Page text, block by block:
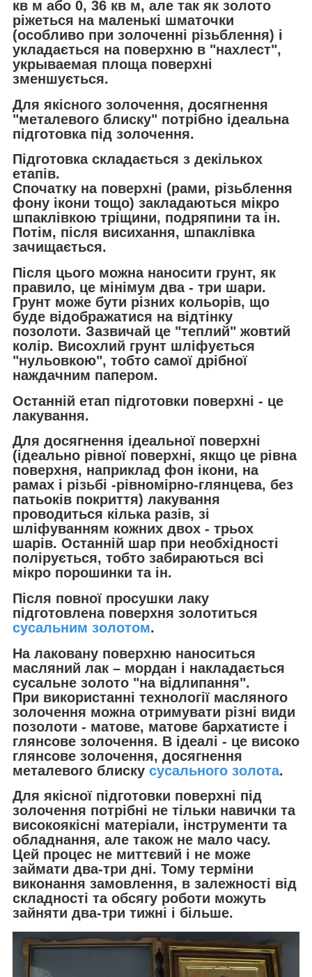
кв м або 0, 36 кв м, але так як золото
ріжеться на маленькі шматочки
(особливо при золоченні різьблення) і
укладається на поверхню в "нахлест",
укрываемая площа поверхні
зменшується.
Для якісного золочення, досягнення
"металевого блиску" потрібно ідеальна
підготовка під золочення.
Підготовка складається з декількох
етапів.
Спочатку на поверхні (рами, різьблення
фону ікони тощо) закладаються мікро
шпаклівкою тріщини, подряпини та ін.
Потім, після висихання, шпаклівка
зачищається.
Після цього можна наносити грунт, як
правило, це мінімум два - три шари.
Грунт може бути різних кольорів, що
буде відображатися на відтінку
позолоти. Зазвичай це "теплий" жовтий
колір. Висохлий грунт шліфується
"нульовкою", тобто самої дрібної
наждачним папером.
Останній етап підготовки поверхні - це
лакування.
Для досягнення ідеальної поверхні
(ідеально рівної поверхні, якщо це рівна
поверхня, наприклад фон ікони, на
рамах і різьбі -рівномірно-глянцева, без
патьоків покриття) лакування
проводиться кілька разів, зі
шліфуванням кожних двох - трьох
шарів. Останній шар при необхідності
полірується, тобто забираються всі
мікро порошинки та ін.
Після повної просушки лаку
підготовлена поверхня золотиться
сусальним золотом.
На лаковану поверхню наноситься
масляний лак – мордан і накладається
сусальне золото "на відлипання".
При використанні технології масляного
золочення можна отримувати різні види
позолоти - матове, матове бархатисте і
глянсове золочення. В ідеалі - це високо
глянсове золочення, досягнення
металевого блиску сусального золота.
Для якісної підготовки поверхні під
золочення потрібні не тільки навички та
високоякісні матеріали, інструменти та
обладнання, але також не мало часу.
Цей процес не миттєвий і не може
займати два-три дні. Тому терміни
виконання замовлення, в залежності від
складності та обсягу роботи можуть
зайняти два-три тижні і більше.